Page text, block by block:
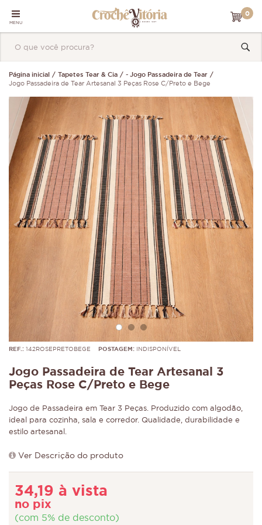
MENU
0
Página inicial Tapetes Tear & Cia
- Jogo Passadeira de Tear
Jogo Passadeira de Tear Artesanal 3 Peças Rose C/Preto e Bege
REF.: 142ROSEPRETOBEGE POSTAGEM: INDISPONÍVEL
Jogo Passadeira de Tear Artesanal 3
Peças Rose C/Preto e Bege
Jogo de Passadeira em Tear 3 Peças. Produzido com algodão,
ideal para cozinha, sala e corredor. Qualidade, durabilidade e
estilo artesanal.
Ver Descrição do produto
34,19 à vista
no pix
(com 5% de desconto)